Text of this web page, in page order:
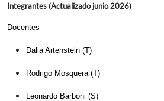
Integrantes (Actualizado junio 2026)
Docentes
Dalia Artenstein (T)
Rodrigo Mosquera (T)
Leonardo Barboni (S)